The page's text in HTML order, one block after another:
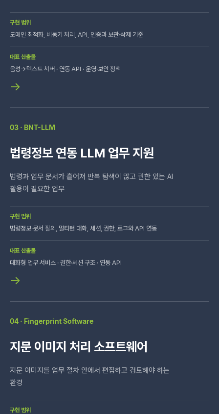
구현 범위
도메인 최적화, 비동기 처리, API, 인증과 보관·삭제 기준
대표 산출물
음성→텍스트 서버 · 연동 API · 운영·보안 정책
→
03 · BNT-LLM
법령정보 연동 LLM 업무 지원
법령과 업무 문서가 흩어져 반복 탐색이 많고 권한 있는 AI
활용이 필요한 업무
구현 범위
법령정보·문서 질의, 멀티턴 대화, 세션, 권한, 로그와 API 연동
대표 산출물
대화형 업무 서비스 · 권한·세션 구조 · 연동 API
→
04 · Fingerprint Software
지문 이미지 처리 소프트웨어
지문 이미지를 업무 절차 안에서 편집하고 검토해야 하는
환경
구현 범위